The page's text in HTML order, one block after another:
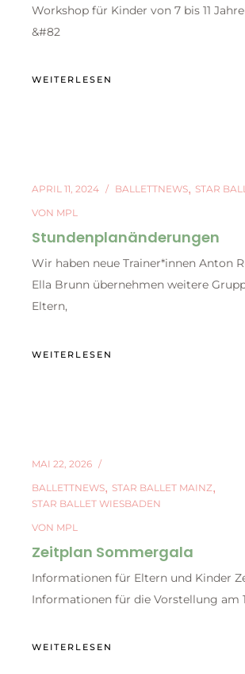
Workshop für Kinder von 7 bis 11
&#82
WEITERLESEN
APRIL 11, 2024 BALLETTNEWS
STAR
VON MPL
Stundenplanänderungen
Wir haben neue Trainer*innen Anton
Ella Brunn übernehmen weitere
Eltern,
WEITERLESEN
MAI 22, 2026
BALLETTNEWS
STAR BALLET MAINZ
STAR BALLET WIESBADEN
VON MPL
Zeitplan Sommergala
Informationen für Eltern und Kinder
Informationen für die Vorstellung am
WEITERLESEN